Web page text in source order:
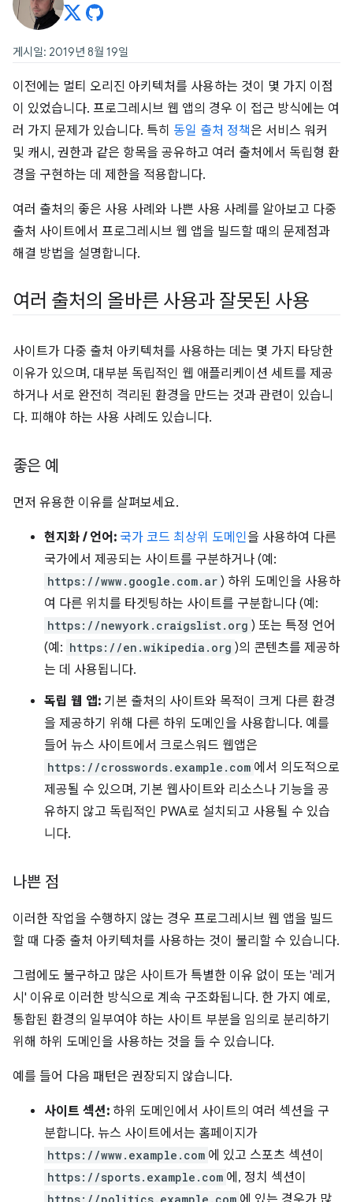
게시일: 2019년 8월 19일
이전에는 멀티 오리진 아키텍처를 사용하는 것이 몇 가지 이점
이 있었습니다. 프로그레시브 웹 앱의 경우 이 접근 방식에는 여
러 가지 문제가 있습니다. 특히 동일 출처 정책은 서비스 워커
및 캐시, 권한과 같은 항목을 공유하고 여러 출처에서 독립형 환
경을 구현하는 데 제한을 적용합니다.
여러 출처의 좋은 사용 사례와 나쁜 사용 사례를 알아보고 다중
출처 사이트에서 프로그레시브 웹 앱을 빌드할 때의 문제점과
해결 방법을 설명합니다.
여러 출처의 올바른 사용과 잘못된 사용
사이트가 다중 출처 아키텍처를 사용하는 데는 몇 가지 타당한
이유가 있으며, 대부분 독립적인 웹 애플리케이션 세트를 제공
하거나 서로 완전히 격리된 환경을 만드는 것과 관련이 있습니
다. 피해야 하는 사용 사례도 있습니다.
좋은 예
먼저 유용한 이유를 살펴보세요.
현지화 / 언어: 국가 코드 최상위 도메인을 사용하여 다른
국가에서 제공되는 사이트를 구분하거나 (예:
https://www.google.com.ar ) 하위 도메인을 사용하
여 다른 위치를 타겟팅하는 사이트를 구분합니다 (예:
https://newyork.craigslist.org ) 또는 특정 언어
(예: https://en.wikipedia.org )의 콘텐츠를 제공하
는 데 사용됩니다.
독립 웹 앱: 기본 출처의 사이트와 목적이 크게 다른 환경
을 제공하기 위해 다른 하위 도메인을 사용합니다. 예를
들어 뉴스 사이트에서 크로스워드 웹앱은
https://crosswords.example.com 에서 의도적으로
제공될 수 있으며, 기본 웹사이트와 리소스나 기능을 공
유하지 않고 독립적인 PWA로 설치되고 사용될 수 있습
니다.
나쁜 점
이러한 작업을 수행하지 않는 경우 프로그레시브 웹 앱을 빌드
할 때 다중 출처 아키텍처를 사용하는 것이 불리할 수 있습니다.
그럼에도 불구하고 많은 사이트가 특별한 이유 없이 또는 '레거
시' 이유로 이러한 방식으로 계속 구조화됩니다. 한 가지 예로,
통합된 환경의 일부여야 하는 사이트 부분을 임의로 분리하기
위해 하위 도메인을 사용하는 것을 들 수 있습니다.
예를 들어 다음 패턴은 권장되지 않습니다.
사이트 섹션: 하위 도메인에서 사이트의 여러 섹션을 구
분합니다. 뉴스 사이트에서는 홈페이지가
https://www.example.com 에 있고 스포츠 섹션이
https://sports.example.com 에, 정치 섹션이